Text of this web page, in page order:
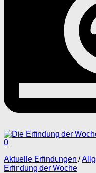
0
Aktuelle Erfindungen /
Erfindung der Woche